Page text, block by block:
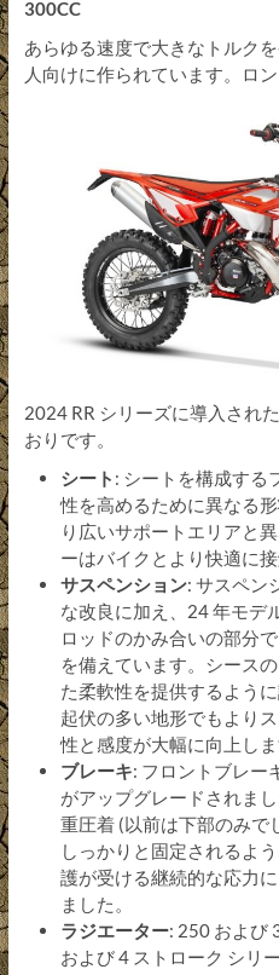
300CC
あらゆる速度で大きなトルク
人向けに作られています。ロ
2024 RR シリーズに導入され
おりです。
シート : シートを構成する
性を高めるために異なる
り広いサポートエリアと
ーはバイクとより快適に
サスペンション: サスペン
な改良に加え、24 年モデ
ロッドのかみ合いの部分
を備えています。シース
た柔軟性を提供するよう
起伏の多い地形でもより
性と感度が大幅に向上しま
ブレーキ: フロントブレー
がアップグレードされま
重圧着 (以前は下部のみで
しっかりと固定されるよ
護が受ける継続的な応力
ました。
ラジエーター: 250 および
および 4 ストローク シリ